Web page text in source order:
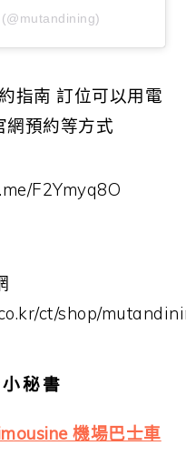
(@mutandining)
指南 訂位可以用電
預約等方式
F2Ymyq8O
ct/shop/
秘書
機場巴士車